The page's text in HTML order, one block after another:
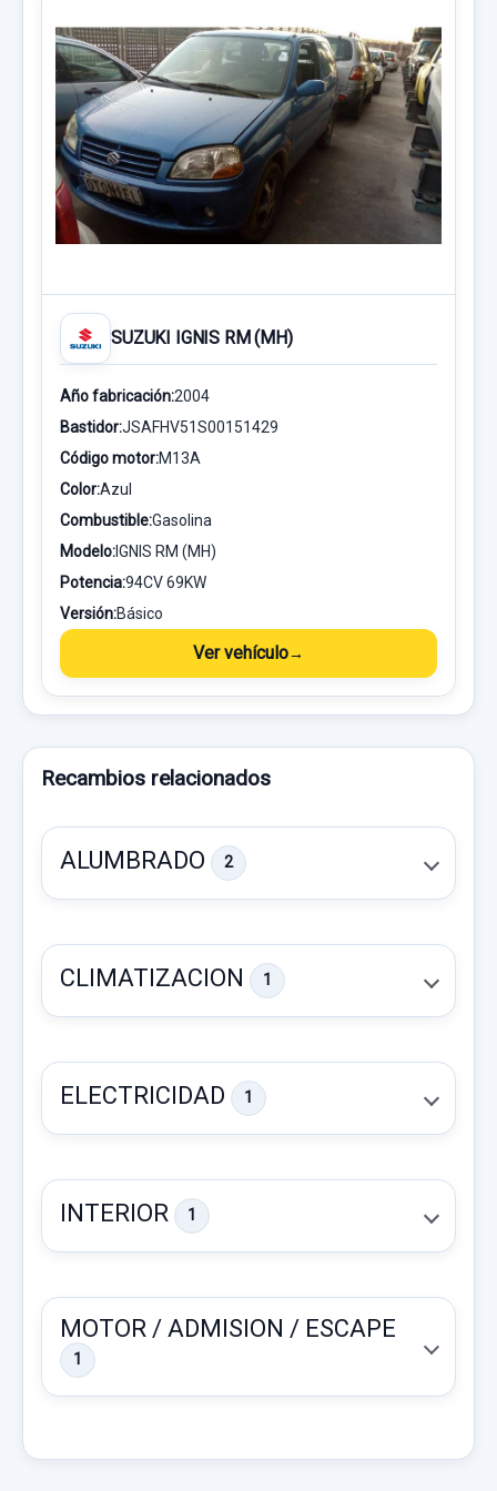
SUZUKI IGNIS RM (MH)
Año fabricación:2004
Bastidor:JSAFHV51S00151429
Código motor:M13A
Color:Azul
Combustible:Gasolina
Modelo:IGNIS RM (MH)
Potencia:94CV 69KW
Versión:Básico
Ver vehículo
Recambios relacionados
ALUMBRADO 2
PORTALAMPARAS
PILOTO TRASERO DERECHO SIN... usado.
SUZUKI IGNIS RM (MH) BÁSICO
CLIMATIZACION 1
CONDENSADOR / RADIADOR AIRE... usado.
ELECTRICIDAD 1
INTERIOR 1
MOTOR / ADMISION / ESCAPE
1